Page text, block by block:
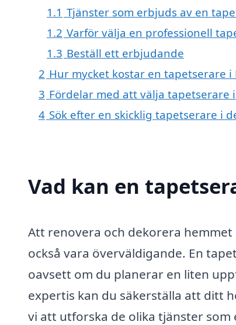
1.1 Tjänster som erbjuds av en
1.2 Varför välja en professionell
1.3 Beställ ett erbjudande
2 Hur mycket kostar en tapetserare i
3 Fördelar med att välja tapetserare
4 Sök efter en skicklig tapetserare i
Vad kan en
Att renovera och dekorera
också vara överväldigande. En
oavsett om du planerar en liten
expertis kan du säkerställa att ditt
vi att utforska de olika tjänster